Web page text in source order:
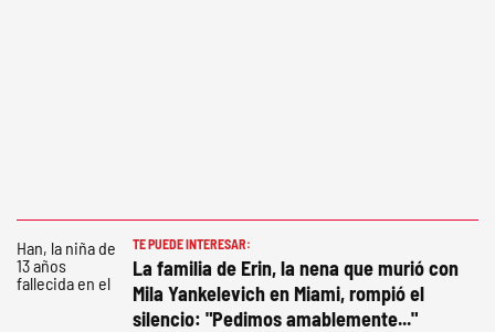
TE PUEDE INTERESAR:
La familia de Erin, la nena que murió con
Mila Yankelevich en Miami, rompió el
silencio: "Pedimos amablemente..."